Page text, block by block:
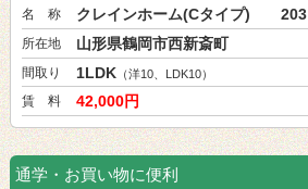
名 称 クレインホーム(Cタイプ) 203
所在地 山形県鶴岡市西新斎町
間取り 1LDK （洋10、LDK10）
賃 料 42,000円
通学・お買い物に便利